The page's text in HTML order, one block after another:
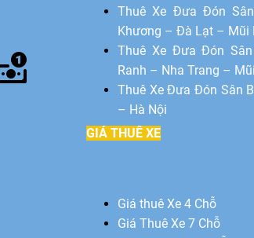
Thuê Xe Đưa Đón
Khương – Đà Lạt – Mũi
Thuê Xe Đưa Đón
Ranh – Nha Trang –
Thuê Xe Đưa Đón Sân
– Hà Nội
GIÁ THUÊ XE
Giá thuê Xe 4 Chỗ
Giá Thuê Xe 7 Chỗ